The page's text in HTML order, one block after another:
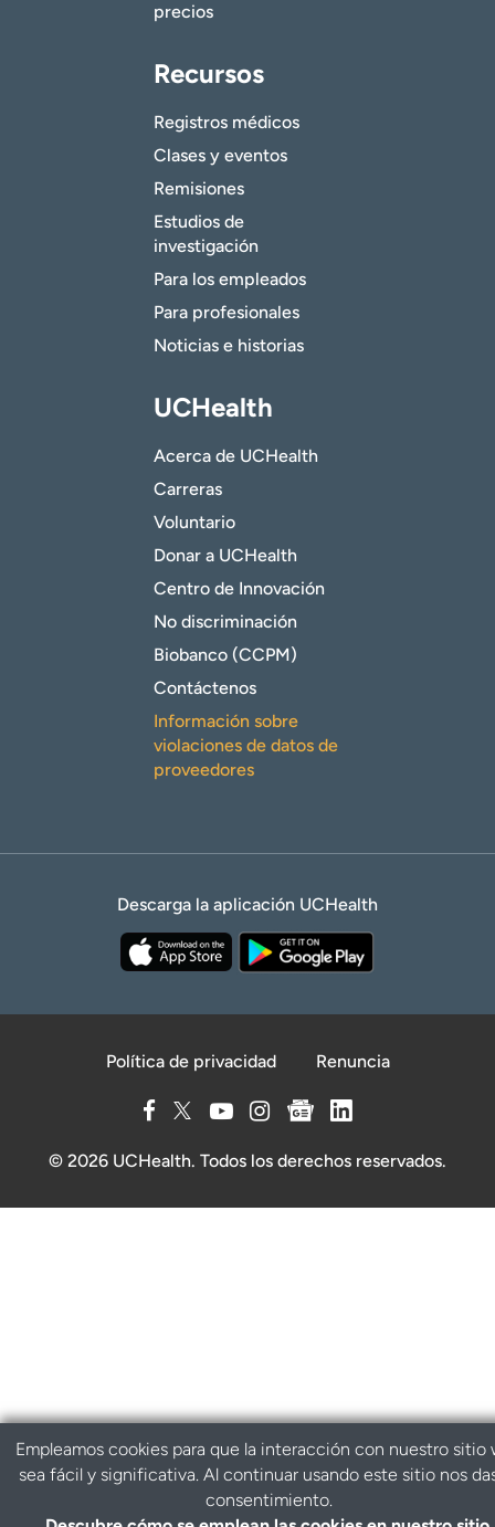
precios
Recursos
Registros médicos
Clases y eventos
Remisiones
Estudios de
investigación
Para los empleados
Para profesionales
Noticias e historias
UCHealth
Acerca de UCHealth
Carreras
Voluntario
Donar a UCHealth
Centro de Innovación
No discriminación
Biobanco (CCPM)
Contáctenos
Información sobre
violaciones de datos de
proveedores
Descarga la aplicación UCHealth
Política de privacidad Renuncia
© 2026 UCHealth. Todos los derechos reservados.
Empleamos cookies para que la interacción con nuestro sitio
sea fácil y significativa. Al continuar usando este sitio nos
consentimiento.